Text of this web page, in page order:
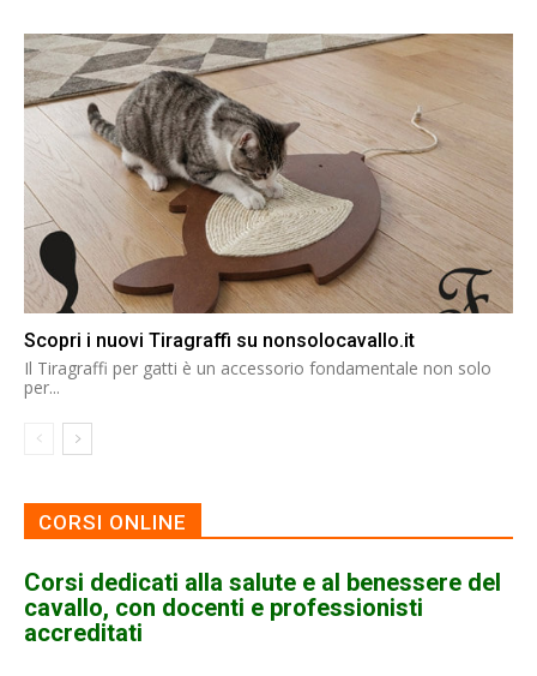
Scopri i nuovi Tiragraffi su nonsolocavallo.it
Il Tiragraffi per gatti è un accessorio fondamentale non solo
per...
CORSI ONLINE
Corsi dedicati alla salute e al benessere del
cavallo, con docenti e professionisti
accreditati